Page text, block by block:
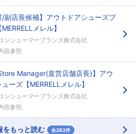
/副店長候補】アウトドアシューズブ
メレル】
ンシューマーブランズ株式会社
容参照
Manager(直営店舗店長)】アウ
ューズ【MERRELLメレル】
ンシューマーブランズ株式会社
容参照
をもっと読む 全262件